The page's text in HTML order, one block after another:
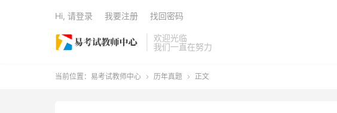
欢迎光临
我们一直在努力
Hi, 请登录 我要注册 找回密码
当前位置： 易考试教师中心  历年真题  正文